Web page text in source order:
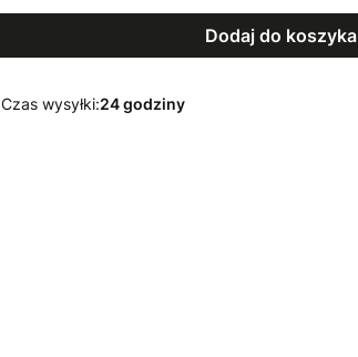
Dodaj do koszyka
Czas wysyłki:24 godziny